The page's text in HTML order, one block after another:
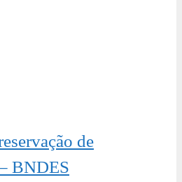
de
BNDES